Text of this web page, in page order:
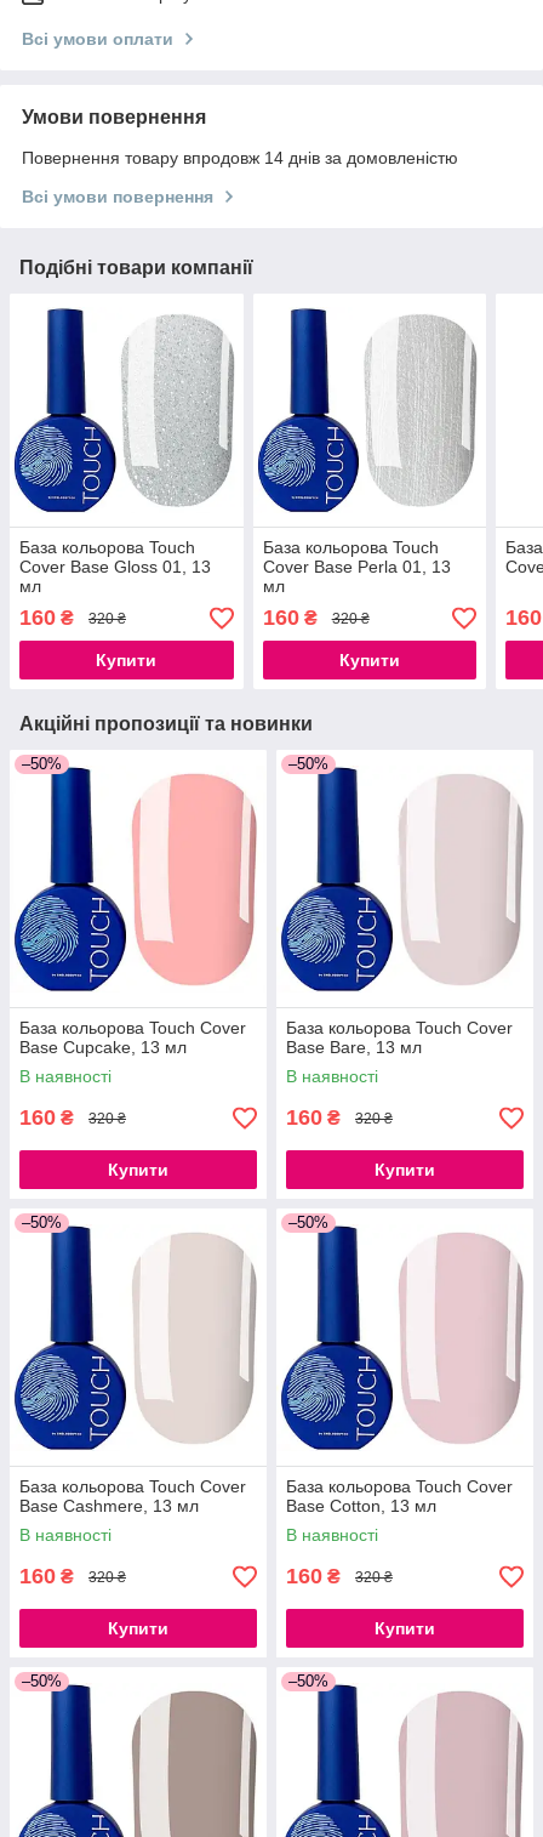
Всі умови оплати
Умови повернення
Повернення товару впродовж 14 днів за домовленістю
Всі умови повернення
Подібні товари компанії
База кольорова Touch
Cover Base Gloss 01, 13
мл
160 ₴ 320 ₴
Купити
База кольорова Touch
Cover Base Perla 01, 13
мл
160₴ 320 ₴
Купити
160
Акційні пропозиції та новинки
–50%
База кольорова Touch Cover
Base Cupcake, 13 мл
В наявності
160 ₴ 320 ₴
Купити
–50%
База кольорова Touch Cover
Base Bare, 13 мл
В наявності
160 ₴ 320 ₴
Купити
–50%
База кольорова Touch Cover
Base Cashmere, 13 мл
В наявності
160 ₴ 320 ₴
Купити
–50%
База кольорова Touch Cover
Base Cotton, 13 мл
В наявності
160 ₴ 320 ₴
Купити
–50% –50%